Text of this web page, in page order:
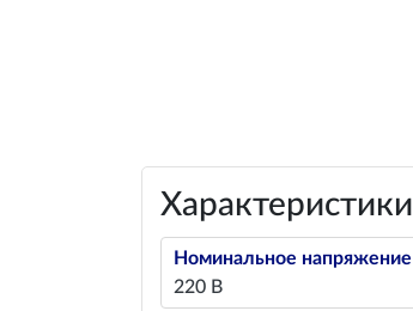
Характеристики
Номинальное напряжение
220 В